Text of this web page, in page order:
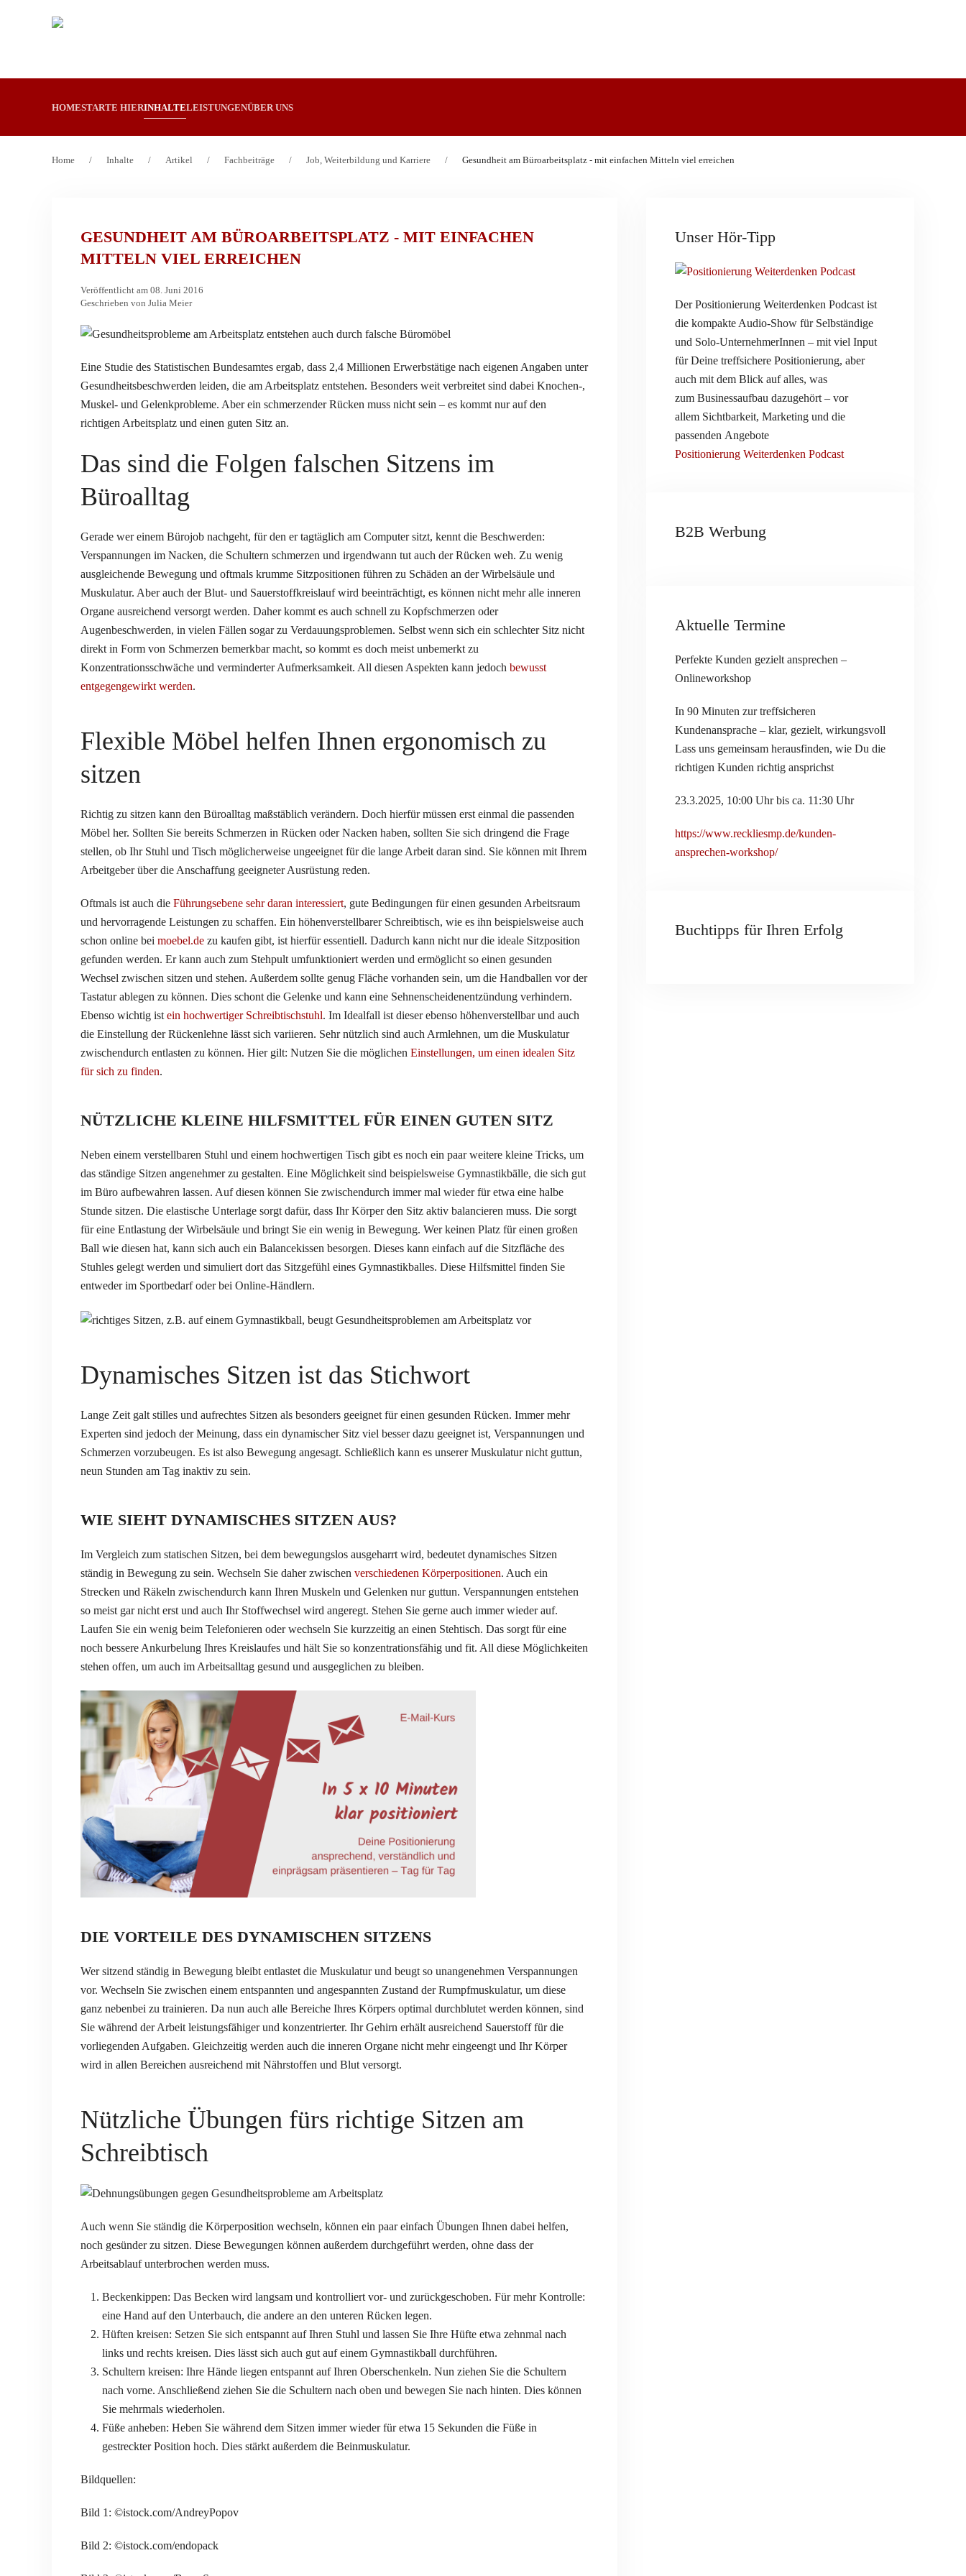
HOMESTARTE HIERINHALTELEISTUNGENÜBER UNS
Home Inhalte Artikel Fachbeiträge Job, Weiterbildung und Karriere Gesundheit am Büroarbeitsplatz - mit einfachen Mitteln viel erreichen
GESUNDHEIT AM BÜROARBEITSPLATZ - MIT EINFACHEN
MITTELN VIEL ERREICHEN
Veröffentlicht am 08. Juni 2016
Geschrieben von Julia Meier
Eine Studie des Statistischen Bundesamtes ergab, dass 2,4 Millionen Erwerbstätige nach eigenen Angaben unter
Gesundheitsbeschwerden leiden, die am Arbeitsplatz entstehen. Besonders weit verbreitet sind dabei Knochen-,
Muskel- und Gelenkprobleme. Aber ein schmerzender Rücken muss nicht sein – es kommt nur auf den
richtigen Arbeitsplatz und einen guten Sitz an.
Das sind die Folgen falschen Sitzens im
Büroalltag
Gerade wer einem Bürojob nachgeht, für den er tagtäglich am Computer sitzt, kennt die Beschwerden:
Verspannungen im Nacken, die Schultern schmerzen und irgendwann tut auch der Rücken weh. Zu wenig
ausgleichende Bewegung und oftmals krumme Sitzpositionen führen zu Schäden an der Wirbelsäule und
Muskulatur. Aber auch der Blut- und Sauerstoffkreislauf wird beeinträchtigt, es können nicht mehr alle inneren
Organe ausreichend versorgt werden. Daher kommt es auch schnell zu Kopfschmerzen oder
Augenbeschwerden, in vielen Fällen sogar zu Verdauungsproblemen. Selbst wenn sich ein schlechter Sitz nicht
direkt in Form von Schmerzen bemerkbar macht, so kommt es doch meist unbemerkt zu
Konzentrationsschwäche und verminderter Aufmerksamkeit. All diesen Aspekten kann jedoch bewusst
entgegengewirkt werden.
Flexible Möbel helfen Ihnen ergonomisch zu
sitzen
Richtig zu sitzen kann den Büroalltag maßstäblich verändern. Doch hierfür müssen erst einmal die passenden
Möbel her. Sollten Sie bereits Schmerzen in Rücken oder Nacken haben, sollten Sie sich dringend die Frage
stellen, ob Ihr Stuhl und Tisch möglicherweise ungeeignet für die lange Arbeit daran sind. Sie können mit Ihrem
Arbeitgeber über die Anschaffung geeigneter Ausrüstung reden.
Oftmals ist auch die Führungsebene sehr daran interessiert, gute Bedingungen für einen gesunden Arbeitsraum
und hervorragende Leistungen zu schaffen. Ein höhenverstellbarer Schreibtisch, wie es ihn beispielsweise auch
schon online bei moebel.de zu kaufen gibt, ist hierfür essentiell. Dadurch kann nicht nur die ideale Sitzposition
gefunden werden. Er kann auch zum Stehpult umfunktioniert werden und ermöglicht so einen gesunden
Wechsel zwischen sitzen und stehen. Außerdem sollte genug Fläche vorhanden sein, um die Handballen vor der
Tastatur ablegen zu können. Dies schont die Gelenke und kann eine Sehnenscheidenentzündung verhindern.
Ebenso wichtig istein hochwertiger Schreibtischstuhl. Im Idealfall ist dieser ebenso höhenverstellbar und auch
die Einstellung der Rückenlehne lässt sich variieren. Sehr nützlich sind auch Armlehnen, um die Muskulatur
zwischendurch entlasten zu können. Hier gilt: Nutzen Sie die möglichen Einstellungen, um einen idealen Sitz
für sich zu finden.
NÜTZLICHE KLEINE HILFSMITTEL FÜR EINEN GUTEN SITZ
Neben einem verstellbaren Stuhl und einem hochwertigen Tisch gibt es noch ein paar weitere kleine Tricks, um
das ständige Sitzen angenehmer zu gestalten. Eine Möglichkeit sind beispielsweise Gymnastikbälle, die sich gut
im Büro aufbewahren lassen. Auf diesen können Sie zwischendurch immer mal wieder für etwa eine halbe
Stunde sitzen. Die elastische Unterlage sorgt dafür, dass Ihr Körper den Sitz aktiv balancieren muss. Die sorgt
für eine Entlastung der Wirbelsäule und bringt Sie ein wenig in Bewegung. Wer keinen Platz für einen großen
Ball wie diesen hat, kann sich auch ein Balancekissen besorgen. Dieses kann einfach auf die Sitzfläche des
Stuhles gelegt werden und simuliert dort das Sitzgefühl eines Gymnastikballes. Diese Hilfsmittel finden Sie
entweder im Sportbedarf oder bei Online-Händlern.
Dynamisches Sitzen ist das Stichwort
Lange Zeit galt stilles und aufrechtes Sitzen als besonders geeignet für einen gesunden Rücken. Immer mehr
Experten sind jedoch der Meinung, dass ein dynamischer Sitz viel besser dazu geeignet ist, Verspannungen und
Schmerzen vorzubeugen. Es ist also Bewegung angesagt. Schließlich kann es unserer Muskulatur nicht guttun,
neun Stunden am Tag inaktiv zu sein.
WIE SIEHT DYNAMISCHES SITZEN AUS?
Im Vergleich zum statischen Sitzen, bei dem bewegungslos ausgeharrt wird, bedeutet dynamisches Sitzen
ständig in Bewegung zu sein. Wechseln Sie daher zwischen verschiedenen Körperpositionen. Auch ein
Strecken und Räkeln zwischendurch kann Ihren Muskeln und Gelenken nur guttun. Verspannungen entstehen
so meist gar nicht erst und auch Ihr Stoffwechsel wird angeregt. Stehen Sie gerne auch immer wieder auf.
Laufen Sie ein wenig beim Telefonieren oder wechseln Sie kurzzeitig an einen Stehtisch. Das sorgt für eine
noch bessere Ankurbelung Ihres Kreislaufes und hält Sie so konzentrationsfähig und fit. All diese Möglichkeiten
stehen offen, um auch im Arbeitsalltag gesund und ausgeglichen zu bleiben.
DIE VORTEILE DES DYNAMISCHEN SITZENS
Wer sitzend ständig in Bewegung bleibt entlastet die Muskulatur und beugt so unangenehmen Verspannungen
vor. Wechseln Sie zwischen einem entspannten und angespannten Zustand der Rumpfmuskulatur, um diese
ganz nebenbei zu trainieren. Da nun auch alle Bereiche Ihres Körpers optimal durchblutet werden können, sind
Sie während der Arbeit leistungsfähiger und konzentrierter. Ihr Gehirn erhält ausreichend Sauerstoff für die
vorliegenden Aufgaben. Gleichzeitig werden auch die inneren Organe nicht mehr eingeengt und Ihr Körper
wird in allen Bereichen ausreichend mit Nährstoffen und Blut versorgt.
Nützliche Übungen fürs richtige Sitzen am
Schreibtisch
Auch wenn Sie ständig die Körperposition wechseln, können ein paar einfach Übungen Ihnen dabei helfen,
noch gesünder zu sitzen. Diese Bewegungen können außerdem durchgeführt werden, ohne dass der
Arbeitsablauf unterbrochen werden muss.
Beckenkippen: Das Becken wird langsam und kontrolliert vor- und zurückgeschoben. Für mehr Kontrolle:
eine Hand auf den Unterbauch, die andere an den unteren Rücken legen.
Hüften kreisen: Setzen Sie sich entspannt auf Ihren Stuhl und lassen Sie Ihre Hüfte etwa zehnmal nach
links und rechts kreisen. Dies lässt sich auch gut auf einem Gymnastikball durchführen.
Schultern kreisen: Ihre Hände liegen entspannt auf Ihren Oberschenkeln. Nun ziehen Sie die Schultern
nach vorne. Anschließend ziehen Sie die Schultern nach oben und bewegen Sie nach hinten. Dies können
Sie mehrmals wiederholen.
Füße anheben: Heben Sie während dem Sitzen immer wieder für etwa 15 Sekunden die Füße in
gestreckter Position hoch. Dies stärkt außerdem die Beinmuskulatur.
Bildquellen:
Bild 1: ©istock.com/AndreyPopov
Bild 2: ©istock.com/endopack
Unser Hör-Tipp
DerPositionierung Weiterdenken Podcastist
die kompakte Audio-Show für Selbständige
und Solo-UnternehmerInnen – mit viel Input
für Deine treffsichere Positionierung, aber
auch mit dem Blick auf alles, was
zum Businessaufbau dazugehört – vor
allem Sichtbarkeit, Marketingund die
passenden Angebote
Positionierung Weiterdenken Podcast
B2B Werbung
Aktuelle Termine
Perfekte Kunden gezielt ansprechen –
Onlineworkshop
In 90 Minuten zur treffsicheren
Kundenansprache – klar, gezielt, wirkungsvoll
Lass uns gemeinsam herausfinden, wie Du die
richtigen Kunden richtig ansprichst
23.3.2025, 10:00 Uhr bis ca. 11:30 Uhr
https://www.reckliesmp.de/kunden-
ansprechen-workshop/
Buchtipps für Ihren Erfolg